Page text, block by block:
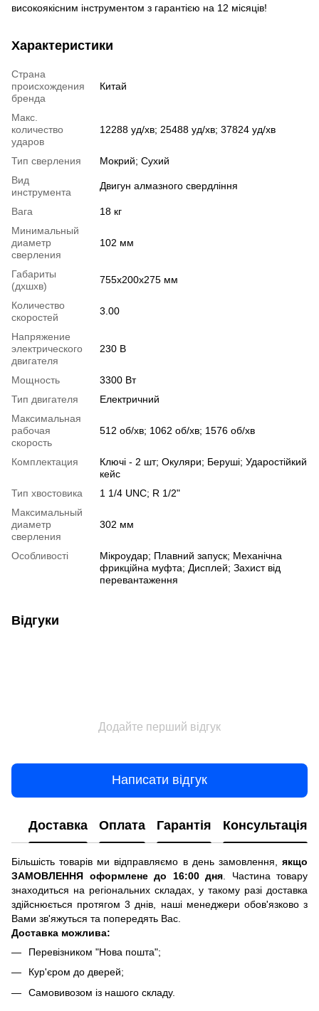
високоякісним інструментом з гарантією на 12 місяців!
Характеристики
Страна
происхождения
бренда
Китай
Макс.
количество
ударов
12288 уд/хв; 25488 уд/хв; 37824 уд/хв
Тип сверления
Мокрий; Сухий
Вид
инструмента
Двигун алмазного свердління
Вага
18 кг
Минимальный
диаметр
сверления
102 мм
Габариты
(дхшхв)
755х200х275 мм
Количество
скоростей
3.00
Напряжение
электрического
двигателя
230 В
Мощность
3300 Вт
Тип двигателя
Електричний
Максимальная
рабочая
скорость
512 об/хв; 1062 об/хв; 1576 об/хв
Комплектация
Ключі - 2 шт; Окуляри; Беруші; Ударостійкий
кейс
Тип хвостовика
1 1/4 UNC; R 1/2"
Максимальный
диаметр
сверления
302 мм
Особливості
Мікроудар; Плавний запуск; Механічна
фрикційна муфта; Дисплей; Захист від
перевантаження
Відгуки
Додайте перший відгук
Написати відгук
Доставка Оплата Гарантія Консультація
Більшість товарів ми відправляємо в день замовлення, якщо
ЗАМОВЛЕННЯ оформлене до 16:00 дня . Частина товару
знаходиться на регіональних складах, у такому разі доставка
здійснюється протягом 3 днів, наші менеджери обов'язково з
Вами зв'яжуться та попередять Вас.
Доставка можлива:
Перевізником "Нова пошта";
Кур'єром до дверей;
Самовивозом із нашого складу.